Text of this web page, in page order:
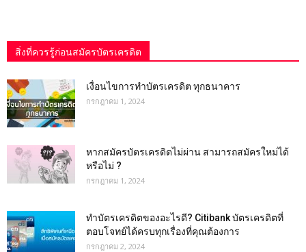
สิ่งที่ควรรู้ก่อนสมัครบัตรเครดิต
เงื่อนไขการทําบัตรเครดิต ทุกธนาคาร
กรกฎาคม 1, 2024
หากสมัครบัตรเครดิตไม่ผ่าน สามารถสมัครใหม่ได้
หรือไม่ ?
กรกฎาคม 1, 2024
ทำบัตรเครดิตของอะไรดี? Citibank บัตรเครดิตที่
ตอบโจทย์ได้ครบทุกเรื่องที่คุณต้องการ
กรกฎาคม 2, 2024